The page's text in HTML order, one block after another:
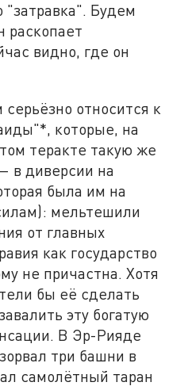
Будем
раскопает
видно, где он
относится к
которые, на
теракте такую же
в диверсии на
была им на
мельтешили
от главных
как государство
не причастна. Хотя
бы её сделать
эту богатую
В Эр-Рияде
три башни в
самолётный таран